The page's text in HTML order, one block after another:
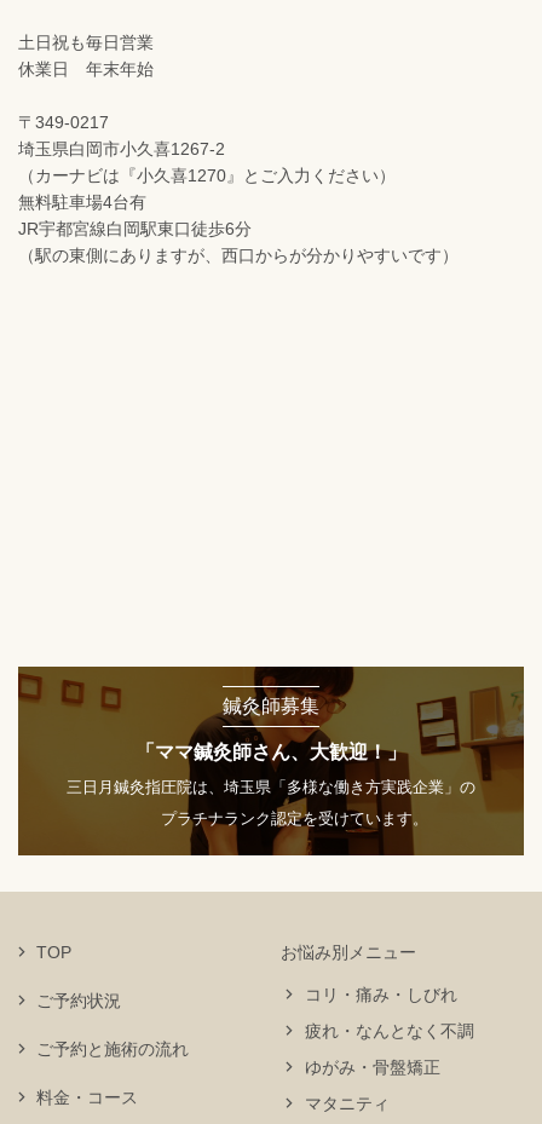
土日祝も毎日営業
休業日 年末年始
〒349-0217
埼玉県白岡市小久喜1267-2
（カーナビは『小久喜1270』とご入力ください）
無料駐車場4台有
JR宇都宮線白岡駅東口徒歩6分
（駅の東側にありますが、西口からが分かりやすいです）
鍼灸師募集
「ママ鍼灸師さん、大歓迎！」
三日月鍼灸指圧院は、埼玉県「多様な働き方実践企業」の
プラチナランク認定を受けています。
TOP
ご予約状況
お悩み別メニュー
コリ・痛み・しびれ
疲れ・なんとなく不調
ゆがみ・骨盤矯正
マタニティ
ご予約と施術の流れ
料金・コース